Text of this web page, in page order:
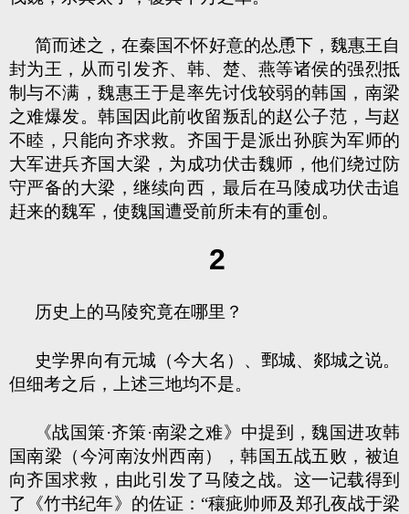
简而述之，在秦国不怀好意的怂恿下，魏惠王自
封为王，从而引发齐、韩、楚、燕等诸侯的强烈抵
制与不满，魏惠王于是率先讨伐较弱的韩国，南梁
之难爆发。韩国因此前收留叛乱的赵公子范，与赵
不睦，只能向齐求救。齐国于是派出孙膑为军师的
大军进兵齐国大梁，为成功伏击魏师，他们绕过防
守严备的大梁，继续向西，最后在马陵成功伏击追
赶来的魏军，使魏国遭受前所未有的重创。
2
历史上的马陵究竟在哪里？
史学界向有元城（今大名）、鄄城、郯城之说。
但细考之后，上述三地均不是。
《战国策·齐策·南梁之难》中提到，魏国进攻韩
国南梁（今河南汝州西南），韩国五战五败，被迫
向齐国求救，由此引发了马陵之战。这一记载得到
了《竹书纪年》的佐证：“穰疵帅师及郑孔夜战于梁